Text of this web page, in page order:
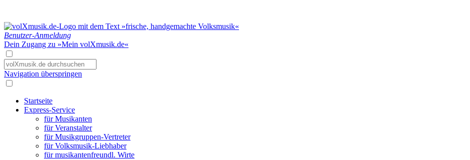
Benutzer-Anmeldung
Dein Zugang zu »Mein volXmusik.de«
Navigation überspringen
Startseite
Express-Service
für Musikanten
für Veranstalter
für Musikgruppen-Vertreter
für Volksmusik-Liebhaber
für musikantenfreundl. Wirte